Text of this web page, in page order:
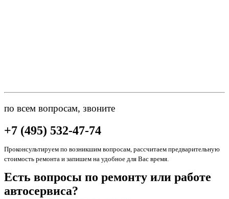
по всем вопросам, звоните
+7 (495) 532-47-74
Проконсультируем по возникшим вопросам, рассчитаем предварительную
стоимость ремонта и запишем на удобное для Вас время.
Есть вопросы по ремонту или работе
автосервиса?